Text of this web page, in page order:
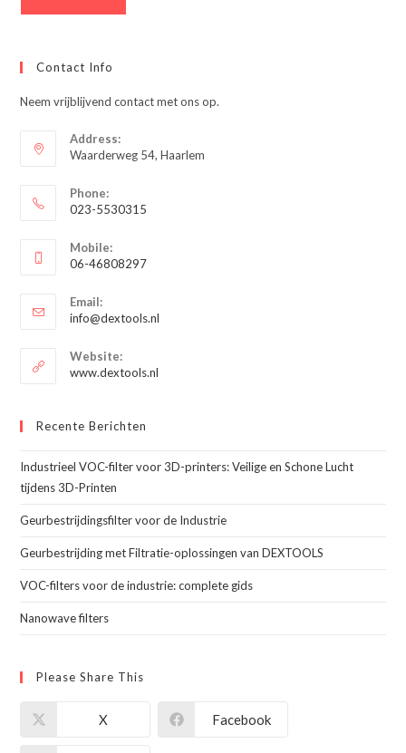
Contact Info
Neem vrijblijvend contact met ons op.
Address:
Waarderweg 54, Haarlem
Phone:
023-5530315
in
je
toepassing
Mobile:
06-46808297
in
je
toepassing
Email:
info@dextools.nl
Website:
www.dextools.nl
Recente Berichten
Industrieel VOC-filter voor 3D-printers: Veilige en Schone Lucht
tijdens 3D-Printen
Geurbestrijdingsfilter voor de Industrie
Geurbestrijding met Filtratie-oplossingen van DEXTOOLS
VOC-filters voor de industrie: complete gids
Nanowave filters
Please Share This
X Facebook